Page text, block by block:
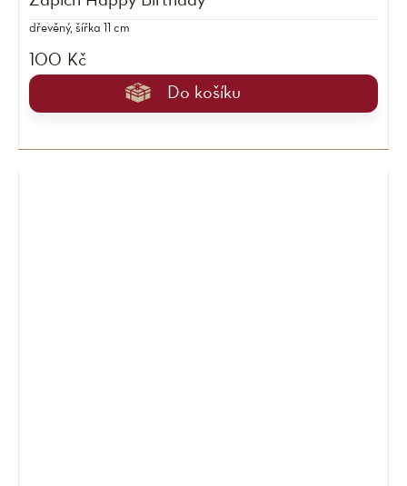
100 Kč
Do košíku
dřevěný, šířka 11 cm